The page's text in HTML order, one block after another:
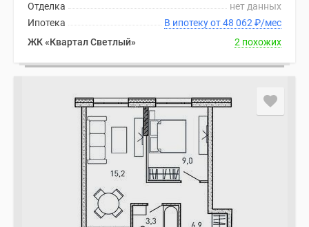
нет данных
Отделка
В ипотеку от 48 062 ₽/мес
Ипотека
ЖК «Квартал Светлый»
2 похожих